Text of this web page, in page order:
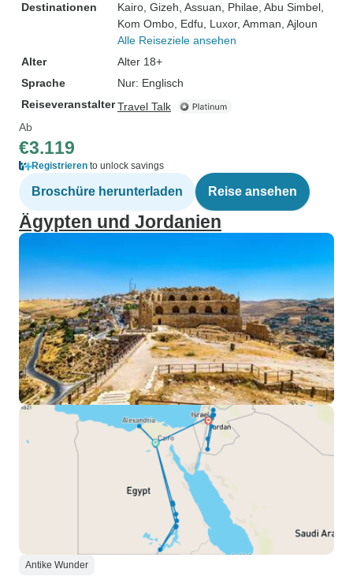
Destinationen
Kairo , Gizeh , Assuan , Philae , Abu Simbel
Kom Ombo , Edfu , Luxor, Amman , Ajloun
Alle Reiseziele ansehen
Alter
Alter 18+
Sprache
Nur: Englisch
ReiseveranstalterTravel Talk
Ab
€3.119
Registrieren to unlock savings
Broschüre herunterladen Reise ansehen
Ägypten und Jordanien
Antike Wunder